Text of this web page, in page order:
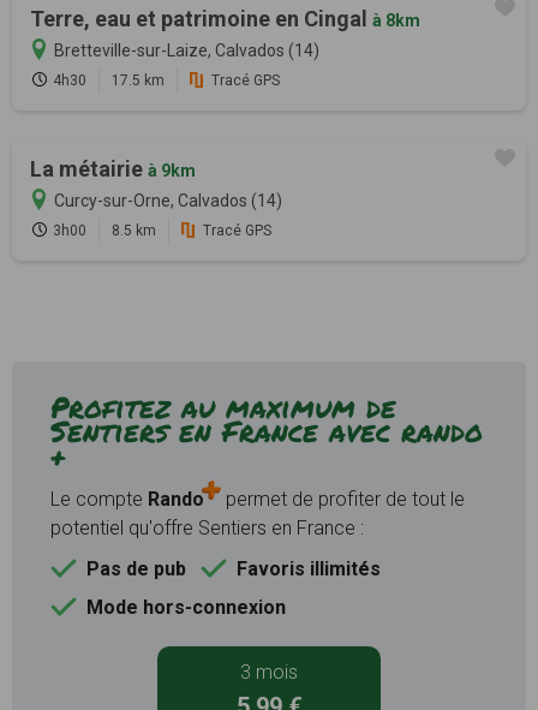
Terre, eau et patrimoine en Cingal
à 8km
Bretteville-sur-Laize, Calvados (14)
4h30 17.5 km Tracé GPS
La métairie à 9km
Curcy-sur-Orne, Calvados (14)
3h00 8.5 km Tracé GPS
Profitez au maximum de
Sentiers en France avec rando
+
Le compte Rando
permet de profiter de tout le
potentiel qu'offre Sentiers en France :
Pas de pub
Favoris illimités
Mode hors-connexion
3 mois